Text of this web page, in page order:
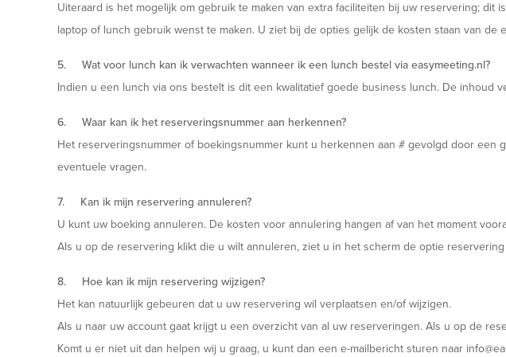
Uiteraard is het mogelijk om gebruik te maken van extra faciliteiten bij uw reservering;
laptop of lunch gebruik wenst te maken. U ziet bij de opties gelijk de kosten staan van de
5. Wat voor lunch kan ik verwachten wanneer ik een lunch bestel via easymeeting.nl?
Indien u een lunch via ons bestelt is dit een kwalitatief goede business lunch. De inhoud
6. Waar kan ik het reserveringsnummer aan herkennen?
Het reserveringsnummer of boekingsnummer kunt u herkennen aan # gevolgd door
eventuele vragen.
7. Kan ik mijn reservering annuleren?
U kunt uw boeking annuleren. De kosten voor annulering hangen af van het moment
Als u op de reservering klikt die u wilt annuleren, ziet u in het scherm de optie
8. Hoe kan ik mijn reservering wijzigen?
Het kan natuurlijk gebeuren dat u uw reservering wil verplaatsen en/of wijzigen.
Als u naar uw account gaat krijgt u een overzicht van al uw reserveringen. Als u op de
Komt u er niet uit dan helpen wij u graag, u kunt dan een e-mailbericht sturen naar